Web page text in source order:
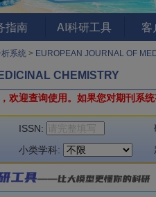
指南 AI科研工具 客
系统 > EUROPEAN JOURNAL OF
CHEMISTRY
欢迎查询使用。 如果您对期刊系
ISSN:
小类学科: